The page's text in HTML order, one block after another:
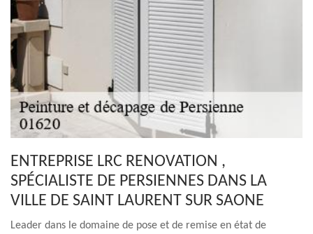
ENTREPRISE LRC RENOVATION ,
SPÉCIALISTE DE PERSIENNES DANS LA
VILLE DE SAINT LAURENT SUR SAONE
Leader dans le domaine de pose et de remise en état de